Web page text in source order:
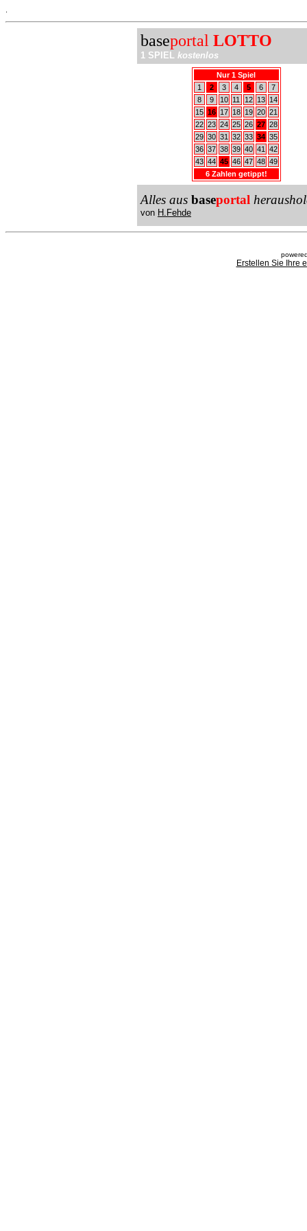
baseportal LOTTO
1 SPIEL kostenlos
Nur 1 Spiel
1
2 3 4 5 6
7
8
9 10 11 12 13
14
15 16 17 18 19 20 21
22 23 24 25 26 27 28
29 30 31 32 33 34 35
36 37 38 39 40 41
42
43 44 45 46 47 48 49
6 Zahlen getippt!
Alles aus baseportal
von H.Fehde
Erstellen Sie Ihre